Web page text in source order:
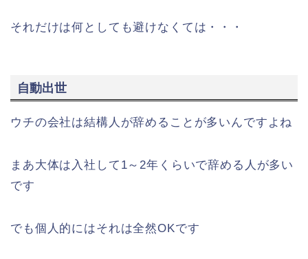
それだけは何としても避けなくては・・・
自動出世
ウチの会社は結構人が辞めることが多いんですよね
まあ大体は入社して1～2年くらいで辞める人が多い
です
でも個人的にはそれは全然OKです